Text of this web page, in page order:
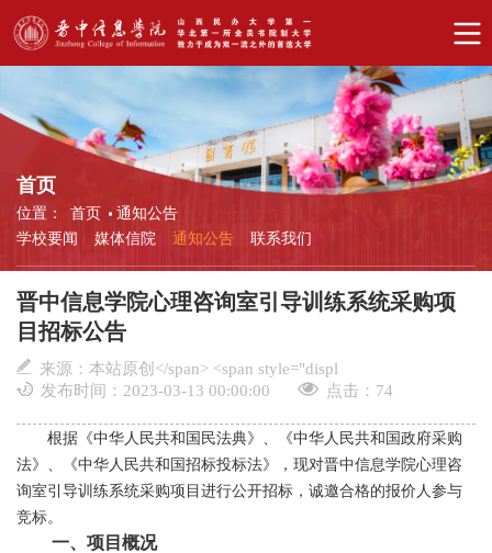
首页
位置： 首页
通知公告
学校要闻
媒体信院 通知公告 联系我们
晋中信息学院心理咨询室引导训练系统采购项
目招标公告
来源：本站原创</span> <span style="displ
发布时间：2023-03-13 00:00:00
点击： 74
根据《中华人民共和国民法典》、《中华人民共和国政府采购
法》、《中华人民共和国招标投标法》，现对晋中信息学院心理咨
询室引导训练系统采购项目进行公开招标，诚邀合格的报价人参与
竞标。
一、项目概况